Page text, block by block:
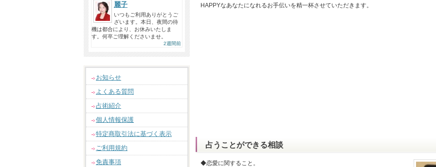
麗子
いつもご利用ありがとうご
ざいます。本日、夜間の待
機は都合により、お休みいたしま
す。何卒ご理解くださいませ。
2週間前
お知らせ
よくある質問
占術紹介
個人情報保護
特定商取引法に基づく表示
ご利用規約
免責事項
HAPPYなあなたになれるお手伝いを精一杯させていただきます。
占うことができる相談
◆恋愛に関すること。